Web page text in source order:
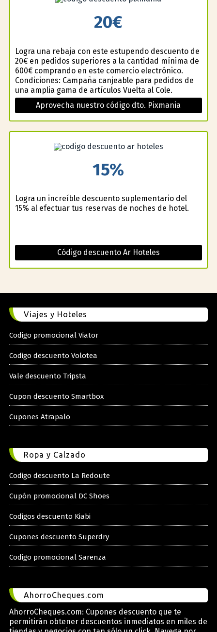
20€
Logra una rebaja con este estupendo descuento de
20€ en pedidos superiores a la cantidad mínima de
600€ comprando en este comercio electrónico.
Condiciones: Campaña canjeable para pedidos de
una amplia gama de artículos Vuelta al Cole.
Aprovecha nuestro código dto. Pixmania
15%
Logra un increíble descuento suplementario del
15% al efectuar tus reservas de noches de hotel.
Código descuento Ar Hoteles
Viajes y Hoteles
Codigo promocional Viator
Codigo descuento Volotea
Vale descuento Tripsta
Cupon descuento Smartbox
Cupones Atrapalo
Ropa y Calzado
Codigo descuento La Redoute
Cupón promocional DC Shoes
Codigos descuento Kiabi
Cupones descuento Superdry
Codigo promocional Sarenza
AhorroCheques.com
AhorroCheques.com: Cupones descuento que te
permitirán obtener descuentos inmediatos en miles de